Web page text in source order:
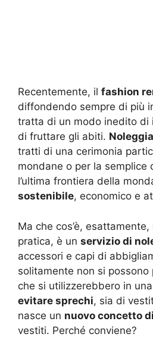
Recentemente, il fashion
diffondendo sempre di più
tratta di un modo inedito di
di fruttare gli abiti.
tratti di una cerimonia
mondane o per la semplice
l’ultima frontiera della
sostenibile, economico e
Ma che cos’è,
pratica, è un servizio di
accessori e capi di
solitamente non si
che si utilizzerebbero in
evitare sprechi, sia di
nasce un nuovo concetto
vestiti. Perché conviene?